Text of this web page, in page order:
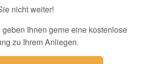
nicht weiter!
Ihnen gerne eine kostenlose
zu Ihrem Anliegen.